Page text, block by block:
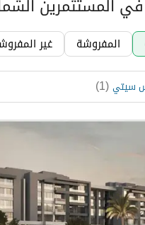
المفروشة غير
سيتي(
1
)